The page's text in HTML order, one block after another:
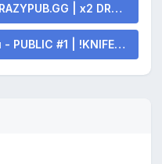
| x2 DROP SKINS
#1 | !KNIFE !SKINS